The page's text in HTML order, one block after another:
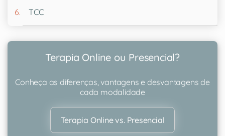
TCC
Terapia Online ou Presencial?
Conheça as diferenças, vantagens e desvantagens de
cada modalidade
Terapia Online vs. Presencial